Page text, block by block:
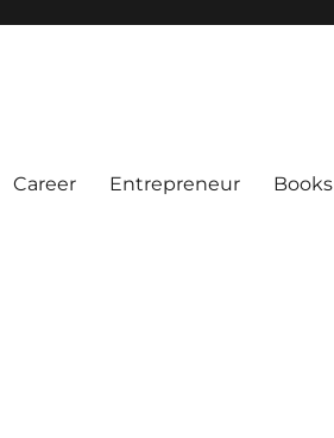
Career Entrepreneur Books